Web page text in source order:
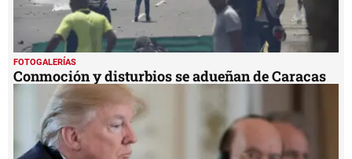
FOTOGALERÍAS
Conmoción y disturbios se adueñan de Caracas